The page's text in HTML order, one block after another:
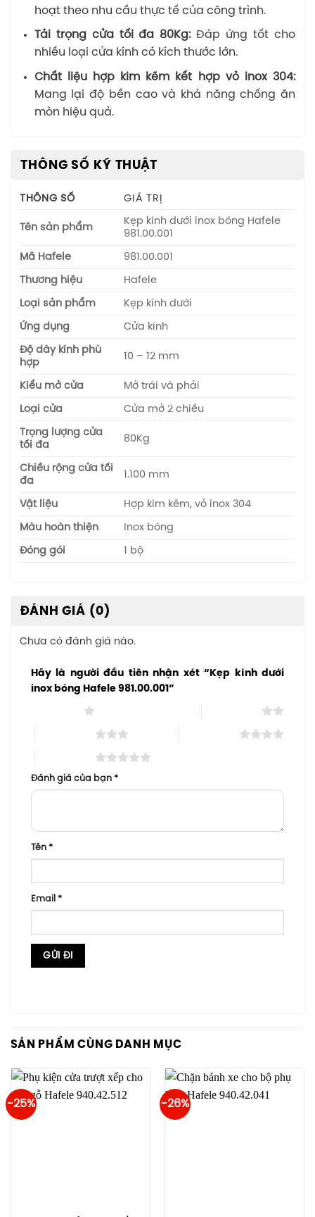
hoạt theo nhu cầu thực tế của công trình.
Tải trọng cửa tối đa 80Kg:Đáp ứng tốt cho
nhiều loại cửa kính có kích thước lớn.
Chất liệu hợp kim kẽm kết hợp vỏ inox 304:
Mang lại độ bền cao và khả năng chống ăn
mòn hiệu quả.
THÔNG SỐ KỸ THUẬT
THÔNG SỐ GIÁ TRỊ
Tên sản phẩm
Kẹp kính dưới inox bóng Hafele
981.00.001
Mã Hafele 981.00.001
Thương hiệu Hafele
Loại sản phẩm Kẹp kính dưới
Ứng dụng Cửa kính
Độ dày kính phù
hợp
10 – 12 mm
Kiểu mở cửa Mở trái và phải
Loại cửa Cửa mở 2 chiều
Trọng lượng cửa
tối đa
80Kg
Chiều rộng cửa tối
đa
1.100 mm
Vật liệu Hợp kim kẽm, vỏ inox 304
Màu hoàn thiện Inox bóng
Đóng gói 1 bộ
ĐÁNH GIÁ (0)
Chưa có đánh giá nào.
Hãy là người đầu tiên nhận xét “Kẹp kính dưới
inox bóng Hafele 981.00.001”
Đánh giá của bạn *
Tên *
Email *
SẢN PHẨM CÙNG DANH MỤC
-25% -26%